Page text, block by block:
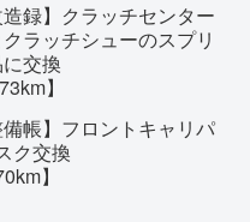
造録】クラッチセンター
ラッチシューのスプリ
交換
】
備帳】フロントキャリパ
ク交換
】